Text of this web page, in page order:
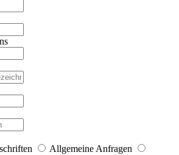
Allgemeine Anfragen